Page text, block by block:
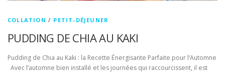
COLLATION / PETIT-DÉJEUNER
PUDDING DE CHIA AU KAKI
Pudding de Chia au Kaki : la Recette Énergisante Parfaite pour l’Automne
Avec l’automne bien installé et les journées qui raccourcissent, il est